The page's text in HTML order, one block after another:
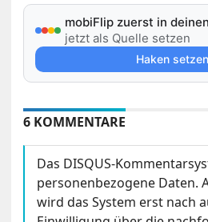
mobiFlip zuerst in
jetzt als Quelle setzen
Haken
6 KOMMENTARE
Das DISQUS-
personenbezogene Daten.
wird das System erst nach